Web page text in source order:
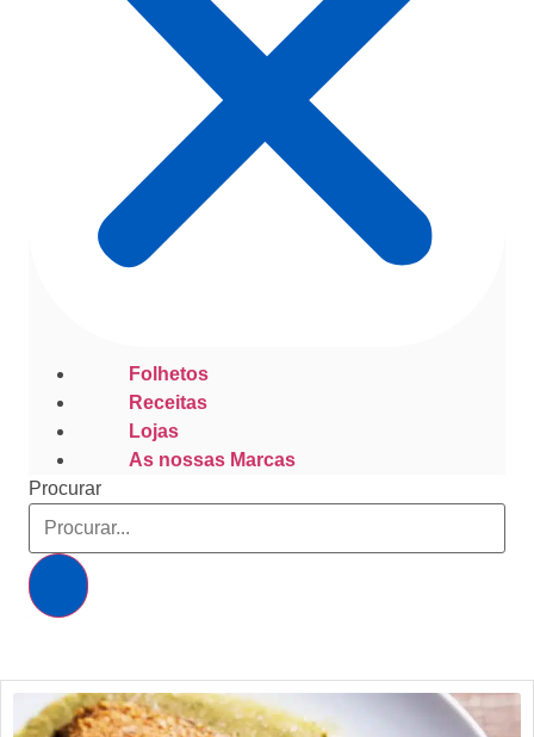
Folhetos
Receitas
Lojas
As nossas Marcas
Procurar